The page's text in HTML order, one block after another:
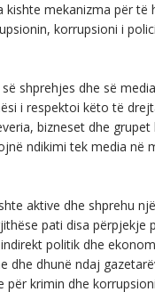
kishte mekanizma për të
korrupsioni i
shprehjes dhe së
i respektoi këto të
bizneset dhe grupet
ndikimi tek media në
aktive dhe shprehu
pati disa përpjekje
politik dhe
dhe dhunë ndaj
për krimin dhe